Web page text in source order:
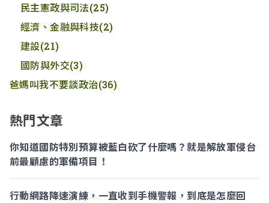
民主憲政與司法(25)
經濟、金融與科技(2)
建設(21)
國防與外交(3)
爸媽叫我不要談政治(36)
熱門文章
你知道國防特別預算被藍白砍了什麼嗎？就是解放軍侵台
前最顧慮的軍備項目！
行動網路降速演練，一直收到手機警報，到底是怎麼回